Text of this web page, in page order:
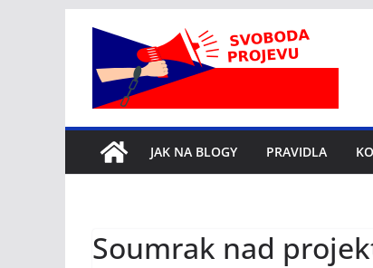
obsah
JAK NA BLOGY PRAVIDLA
Soumrak nad